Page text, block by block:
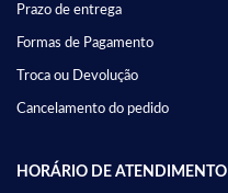
Prazo de entrega
Formas de Pagamento
Troca ou Devolução
Cancelamento do pedido
HORÁRIO DE ATENDIMENTO